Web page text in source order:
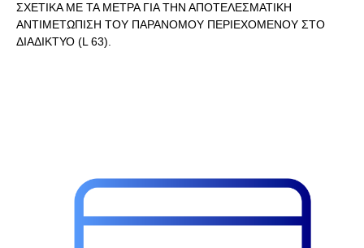
ΣΧΕΤΙΚΑ ΜΕ ΤΑ ΜΕΤΡΑ ΓΙΑ ΤΗΝ ΑΠΟΤΕΛΕΣΜΑΤΙΚΗ
ΑΝΤΙΜΕΤΩΠΙΣΗ ΤΟΥ ΠΑΡΑΝΟΜΟΥ ΠΕΡΙΕΧΟΜΕΝΟΥ ΣΤΟ
ΔΙΑΔΙΚΤΥΟ (L 63).